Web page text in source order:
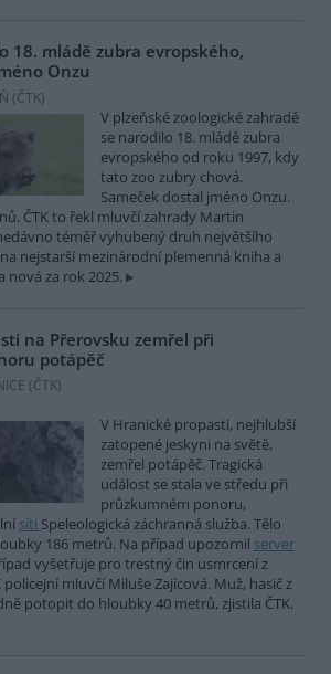
18. mládě zubra evropského,
Onzu
(ČTK)
V plzeňské zoologické zahradě
se narodilo 18. mládě zubra
evropského od roku 1997, kdy
tato zoo zubry chová.
Sameček dostal jméno Onzu.
ČTK to řekl mluvčí zahrady Martin
téměř vyhubený druh největšího
nejstarší mezinárodní plemenná kniha a
nová za rok 2025.
na Přerovsku zemřel při
potápěč
(ČTK)
V Hranické propasti, nejhlubší
zatopené jeskyni na světě,
zemřel potápěč. Tragická
událost se stala ve středu při
průzkumném ponoru,
síti Speleologická záchranná služba. Tělo
186 metrů. Na případ upozornil server
vyšetřuje pro trestný čin usmrcení z
mluvčí Miluše Zajícová. Muž, hasič z
potopit do hloubky 40 metrů, zjistila ČTK.